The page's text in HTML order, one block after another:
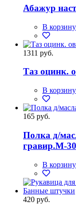
Абажур
В корзину
1311 руб.
Таз оцинк.
В корзину
165 руб.
Полка д/
гравир.М-
В корзину
420 руб.